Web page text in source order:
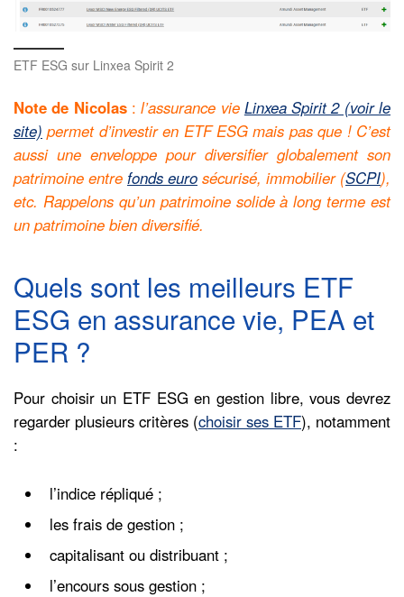
ETF ESG sur Linxea Spirit 2
Note de Nicolas:l’assurance vie Linxea Spirit 2 (voir le
site) permet d’investir en ETF ESG mais pas que ! C’est
aussi une enveloppe pour diversifier globalement son
patrimoine entre fonds euro sécurisé, immobilier (SCPI),
etc. Rappelons qu’un patrimoine solide à long terme est
un patrimoine bien diversifié.
Quels sont les meilleurs ETF
ESG en assurance vie, PEA et
PER ?
Pour choisir un ETF ESG en gestion libre, vous devrez
regarder plusieurs critères (choisir ses ETF), notamment
:
l’indice répliqué ;
les frais de gestion ;
capitalisant ou distribuant ;
l’encours sous gestion ;